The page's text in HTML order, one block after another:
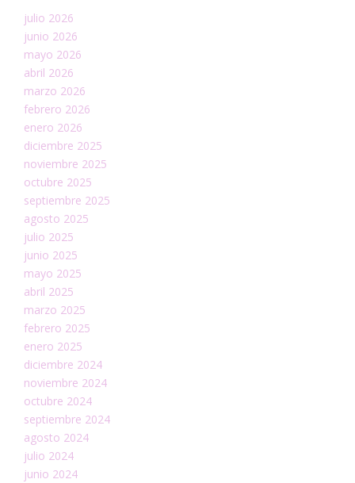
julio 2026
junio 2026
mayo 2026
abril 2026
marzo 2026
febrero 2026
enero 2026
diciembre 2025
noviembre 2025
octubre 2025
septiembre 2025
agosto 2025
julio 2025
junio 2025
mayo 2025
abril 2025
marzo 2025
febrero 2025
enero 2025
diciembre 2024
noviembre 2024
octubre 2024
septiembre 2024
agosto 2024
julio 2024
junio 2024